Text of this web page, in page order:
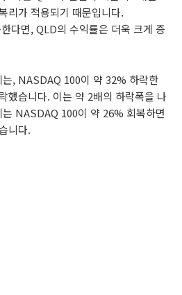
리가 적용되기 때문입니다.
다면, QLD의 수익률은 더욱 크게 증
, NASDAQ 100이 약 32% 하락한
했습니다. 이는 약 2배의 하락폭을 나
NASDAQ 100이 약 26% 회복하면
니다.